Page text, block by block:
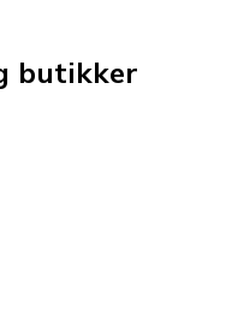
butikker